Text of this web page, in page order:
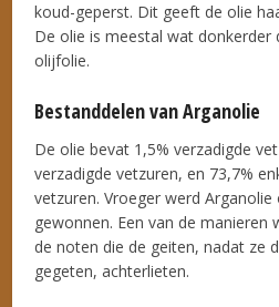
koud-geperst. Dit geeft de olie
De olie is meestal wat donkerder
olijfolie.
Bestanddelen van Arganolie
De olie bevat 1,5% verzadigde
verzadigde vetzuren, en 73,7%
vetzuren. Vroeger werd
gewonnen. Een van de manieren
de noten die de geiten, nadat ze
gegeten, achterlieten.